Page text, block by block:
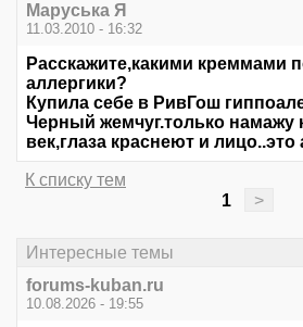
Маруська Я
11.03.2010 - 16:32
Расскажите,какими креммами
аллергики?
Купила себе в РивГош
Черный жемчуг.только намажу
век,глаза краснеют и лицо..это
К списку тем
1
>
Интересные темы
forums-kuban.ru
10.08.2026 - 19:55